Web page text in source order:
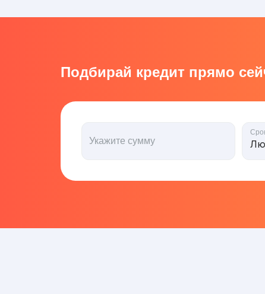
Подбирай кредит прямо
Укажите сумму